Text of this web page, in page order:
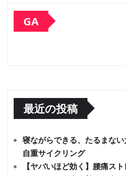
GA
最近の投稿
寝ながらできる、たるまない
自重サイクリング
【ヤバいほど効く】腰痛ス